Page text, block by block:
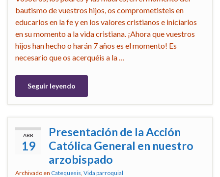
bautismo de vuestros hijos, os comprometisteis en
educarlos en la fe y en los valores cristianos e iniciarlos
en su momento a la vida cristiana. ¡Ahora que vuestros
hijos han hecho o harán 7 años es el momento! Es
necesario que os acerquéis a la …
Seguir leyendo
ABR
19
Presentación de la Acción
Católica General en nuestro
arzobispado
Archivado en Catequesis Vida parroquial